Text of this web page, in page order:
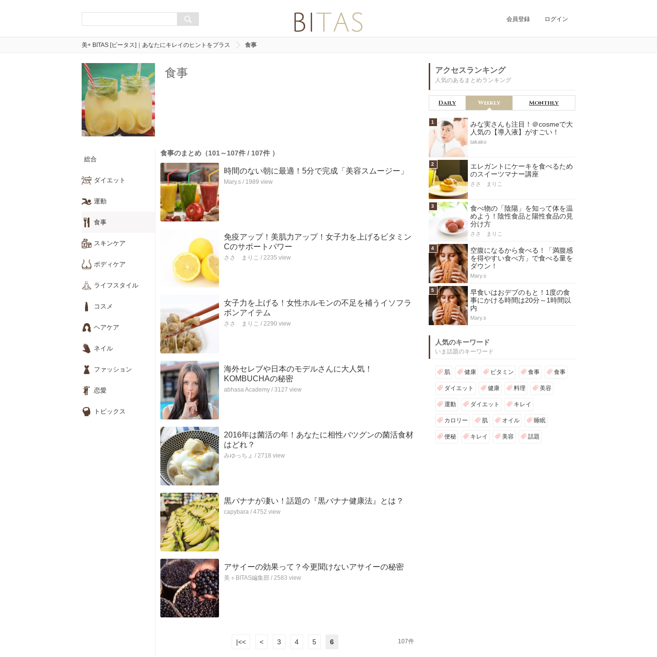
会員登録 ログイン
美+ BITAS [ビータス]｜あなたにキレイのヒントをプラス 食事
食事
総合
ダイエット
運動
食事
スキンケア
ボディケア
ライフスタイル
コスメ
ヘアケア
ネイル
ファッション
恋愛
トピックス
食事のまとめ（101～107件 / 107件 ）
時間のない朝に最適！5分で完成「美容スムージー」
Mary.s / 1989 view
免疫アップ！美肌力アップ！女子力を上げるビタミン
Cのサポートパワー
ささ まりこ / 2235 view
女子力を上げる！女性ホルモンの不足を補うイソフラ
ボンアイテム
ささ まりこ / 2290 view
海外セレブや日本のモデルさんに大人気！
KOMBUCHAの秘密
abhasa Academy / 3127 view
2016年は菌活の年！あなたに相性バツグンの菌活食材
はどれ？
みゆっちょ / 2718 view
黒バナナが凄い！話題の『黒バナナ健康法』とは？
capybara / 4752 view
アサイーの効果って？今更聞けないアサイーの秘密
美＋BITAS編集部 / 2583 view
|<< < 3 4 5 6 107件
アクセスランキング
人気のあるまとめランキング
Daily Weekly Monthly
1
みな実さんも注目！＠cosmeで大
人気の【導入液】がすごい！
takako
2
エレガントにケーキを食べるため
のスイーツマナー講座
ささ まりこ
3
食べ物の「陰陽」を知って体を温
めよう！陰性食品と陽性食品の見
分け方
ささ まりこ
4
空腹になるから食べる！「満腹感
を得やすい食べ方」で食べる量を
ダウン！
Mary.s
5
早食いはおデブのもと！1度の食
事にかける時間は20分～1時間以
内
Mary.s
人気のキーワード
いま話題のキーワード
肌 健康 ビタミン 食事 食事
ダイエット 健康 料理 美容
運動 ダイエット キレイ
カロリー 肌 オイル 睡眠
便秘 キレイ 美容 話題